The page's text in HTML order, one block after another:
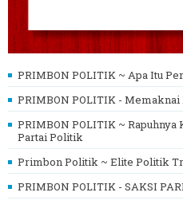
PRIMBON POLITIK ~ Apa Itu
PRIMBON POLITIK -
PRIMBON POLITIK ~ Rapuhnya
Partai Politik
Primbon Politik ~ Elite Politik
PRIMBON POLITIK - SAKSI